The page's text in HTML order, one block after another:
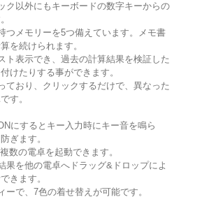
ク以外にもキーボードの数字キーからの
つメモリーを5つ備えています。メモ書
を続けられます。
ト表示でき、過去の計算結果を検証した
けたりする事ができます。
ており、クリックするだけで、異なった
す。
にするとキー入力時にキー音を鳴ら
ぎます。
数の電卓を起動できます。
果を他の電卓へドラッグ&ドロップによ
きます。
ーで、7色の着せ替えが可能です。